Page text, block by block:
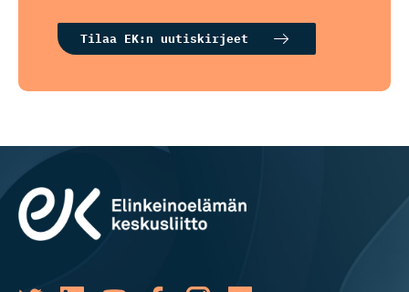
Tilaa EK:n uutiskirjeet